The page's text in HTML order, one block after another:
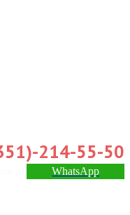
214-55-50
WhatsApp